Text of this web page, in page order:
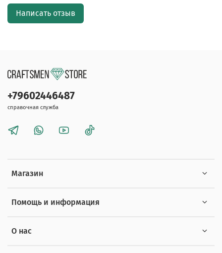
Написать отзыв
Магазин
Помощь и информация
О нас
+79602446487
справочная служба